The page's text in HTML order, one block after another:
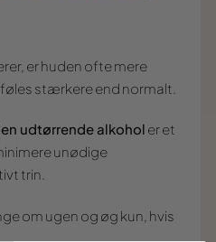
er huden ofte mere
stærkere end normalt.
udtørrende alkohol er et
unødige
trin.
om ugen og øg kun, hvis